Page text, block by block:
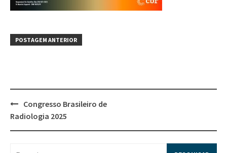
POSTAGEM ANTERIOR
Congresso Brasileiro de
Radiologia 2025